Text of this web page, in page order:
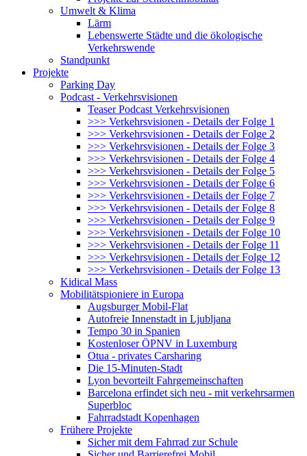
Umwelt & Klima
Lärm
Lebenswerte Städte und die ökologische
Verkehrswende
Standpunkt
Projekte
Parking Day
Podcast - Verkehrsvisionen
Teaser Podcast Verkehrsvisionen
>>> Verkehrsvisionen - Details der Folge 1
>>> Verkehrsvisionen - Details der Folge 2
>>> Verkehrsvisionen - Details der Folge 3
>>> Verkehrsvisionen - Details der Folge 4
>>> Verkehrsvisionen - Details der Folge 5
>>> Verkehrsvisionen - Details der Folge 6
>>> Verkehrsvisionen - Details der Folge 7
>>> Verkehrsvisionen - Details der Folge 8
>>> Verkehrsvisionen - Details der Folge 9
>>> Verkehrsvisionen - Details der Folge 10
>>> Verkehrsvisionen - Details der Folge 11
>>> Verkehrsvisionen - Details der Folge 12
>>> Verkehrsvisionen - Details der Folge 13
Kidical Mass
Mobilitätspioniere in Europa
Augsburger Mobil-Flat
Autofreie Innenstadt in Ljubljana
Tempo 30 in Spanien
Kostenloser ÖPNV in Luxemburg
Otua - privates Carsharing
Die 15-Minuten-Stadt
Lyon bevorteilt Fahrgemeinschaften
Barcelona erfindet sich neu - mit verkehrsarmen
Superbloc
Fahrradstadt Kopenhagen
Frühere Projekte
Sicher mit dem Fahrrad zur Schule